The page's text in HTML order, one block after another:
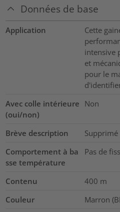
Données de base
Application
Cette
intensive
et
pour le
Avec colle intérieure
(oui/non)
Non
Brève description
Supprimé
Comportement à ba
sse température
Pas de
Contenu 400 m
Couleur
Marron